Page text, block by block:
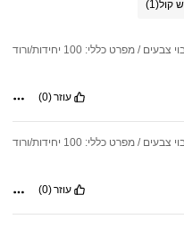
קול(1)
/ מפרט כללי: 100 יחידות/ורוד
עוזר(0)
/ מפרט כללי: 100 יחידות/ורוד
עוזר(0)